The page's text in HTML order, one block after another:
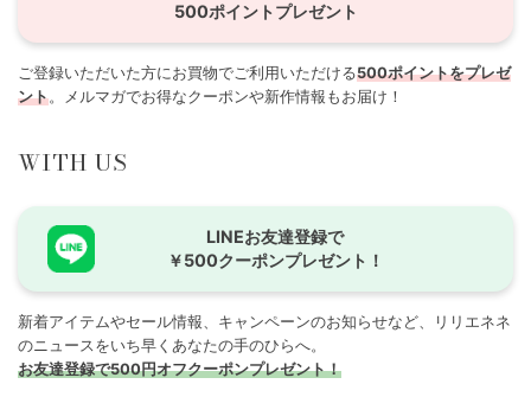
500ポイントプレゼント
ご登録いただいた方にお買物でご利用いただける500ポイントをプレゼ
ント。メルマガでお得なクーポンや新作情報もお届け！
WITH US
LINEお友達登録で
￥500クーポンプレゼント！
新着アイテムやセール情報、キャンペーンのお知らせなど、リリエネネ
のニュースをいち早くあなたの手のひらへ。
お友達登録で500円オフクーポンプレゼント！